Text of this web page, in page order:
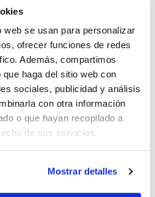
se usan para personalizar
ofrecer funciones de redes
Además, compartimos
haga del sitio web con
sociales, publicidad y análisis
con otra información
o que hayan recopilado a
de sus servicios.
Mostrar detalles
CAS
[930-55-2]
Comprar